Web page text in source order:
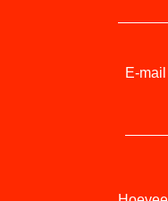
E-mail